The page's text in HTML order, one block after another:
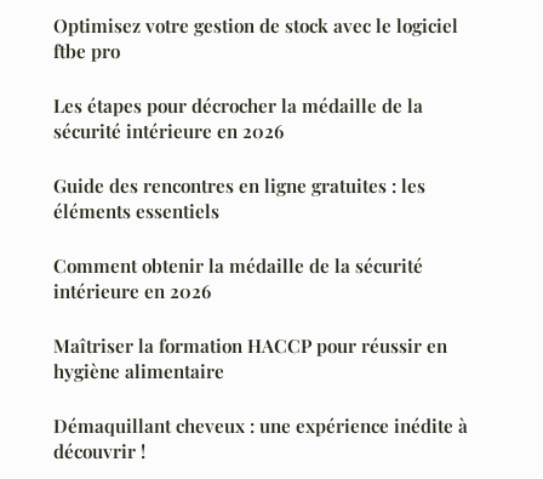
Optimisez votre gestion de stock avec le logiciel
ftbe pro
Les étapes pour décrocher la médaille de la
sécurité intérieure en 2026
Guide des rencontres en ligne gratuites : les
éléments essentiels
Comment obtenir la médaille de la sécurité
intérieure en 2026
Maîtriser la formation HACCP pour réussir en
hygiène alimentaire
Démaquillant cheveux : une expérience inédite à
découvrir !